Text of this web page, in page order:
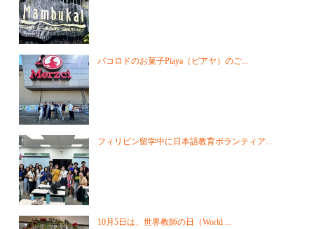
バコロドのお菓子Piaya（ピアヤ）のご...
フィリピン留学中に日本語教育ボランティア...
10月5日は、世界教師の日（World ...